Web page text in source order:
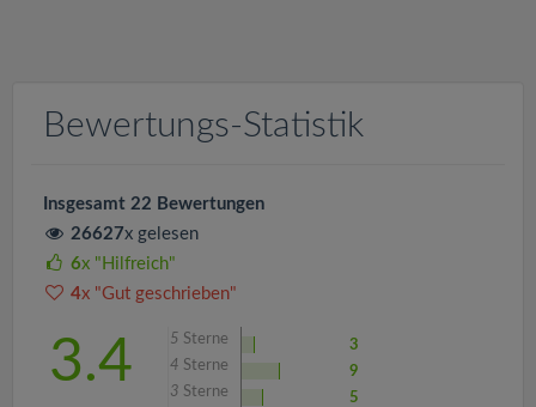
Bewertungs-Statistik
Insgesamt 22 Bewertungen
26627x gelesen
6x "Hilfreich"
4x "Gut geschrieben"
3.4 5 Sterne
3
4 Sterne
9
3 Sterne
5
a
t
i